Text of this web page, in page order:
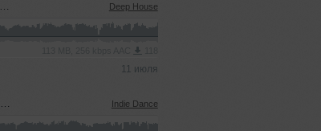
Deep House
11 июля
Indie Dance